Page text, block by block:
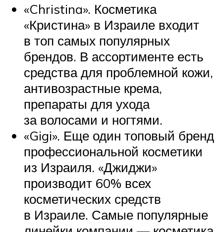
«Christina». Косметика
«Кристина» в Израиле входит
в топ самых популярных
брендов. В ассортименте есть
средства для проблемной кожи,
антивозрастные крема,
препараты для ухода
за волосами и ногтями.
«Gigi». Еще один топовый бренд
профессиональной косметики
из Израиля. «Джиджи»
производит 60% всех
косметических средств
в Израиле. Самые популярные